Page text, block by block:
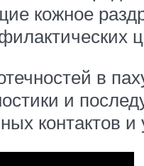
кожное
в
и
контактов